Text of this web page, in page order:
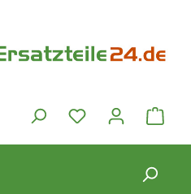
Du hast 0